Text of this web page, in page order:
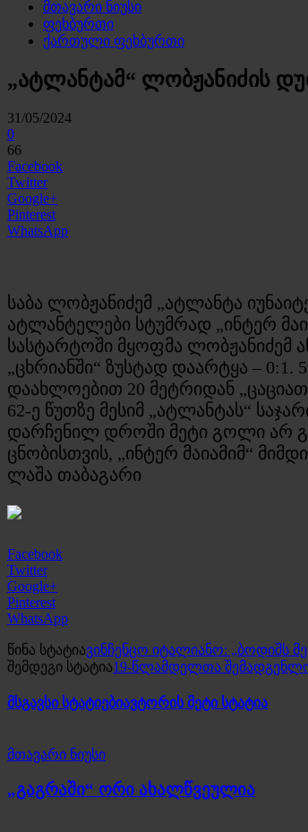
მთავარი ნიუსი
ფეხბურთი
ქართული ფეხბურთი
„ატლანტამ“ ლობჟანიძის
31/05/2024
0
66
Facebook
Twitter
Google+
Pinterest
WhatsApp
საბა ლობჟანიძემ „ატლანტა
ატლანტელები სტუმრად „ინტერ
სასტარტოში მყოფმა ლობჟანიძემ
„ცხრიანში“ ზუსტად დაარტყა –
დაახლოებით 20 მეტრიდან
62-ე წუთზე მესიმ „ატლანტას“
დარჩენილ დროში მეტი გოლი არ
ცნობისთვის, „ინტერ მაიამიმ“
ლაშა თაბაგარი
Facebook
Twitter
Google+
Pinterest
WhatsApp
წინა სტატიავინჩენცო იტალიანო: „ბოდიშს
შემდეგი სტატია19-წლამდელთა
მსგავსი სტატიებიავტორის მეტი სტატია
მთავარი ნიუსი
„გაგრაში“ ორი ახალწვეულია